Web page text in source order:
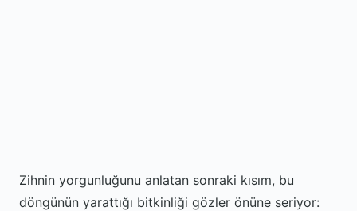
Zihnin yorgunluğunu anlatan sonraki kısım, bu
döngünün yarattığı bitkinliği gözler önüne seriyor: